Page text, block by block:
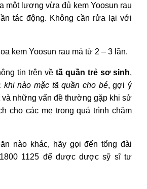
một lượng vừa đủ kem Yoosun rau
tác động. Không cần rửa lại với
kem Yoosun rau má từ 2 – 3 lần.
tin trên về tã quần trẻ sơ sinh,
khi nào mặc tã quần cho bé,gợi ý
và những vấn đề thường gặp khi sử
cho các mẹ trong quá trình chăm
nào khác, hãy gọi đến tổng đài
1125 để được dược sỹ sĩ tư